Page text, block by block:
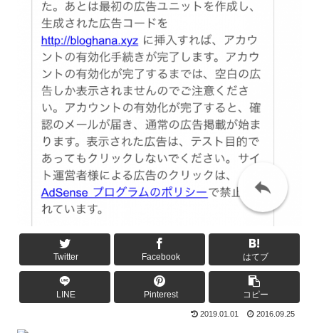
Twitter Facebook はてブ
LINE Pinterest コピー
2019.01.01 2016.09.25